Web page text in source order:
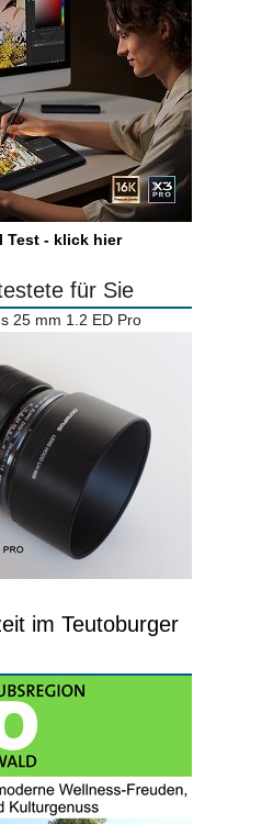
Test - klick hier
für Sie
25 mm 1.2 ED Pro
im Teutoburger